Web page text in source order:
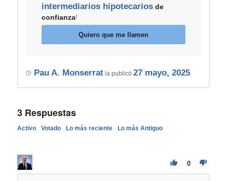
intermediarios hipotecariosde
confianza!
Quiero que me llamen
Pau A. Monserratla publicó 27 mayo, 2025
3Respuestas
Activo Votado Lo más reciente Lo más Antiguo
0